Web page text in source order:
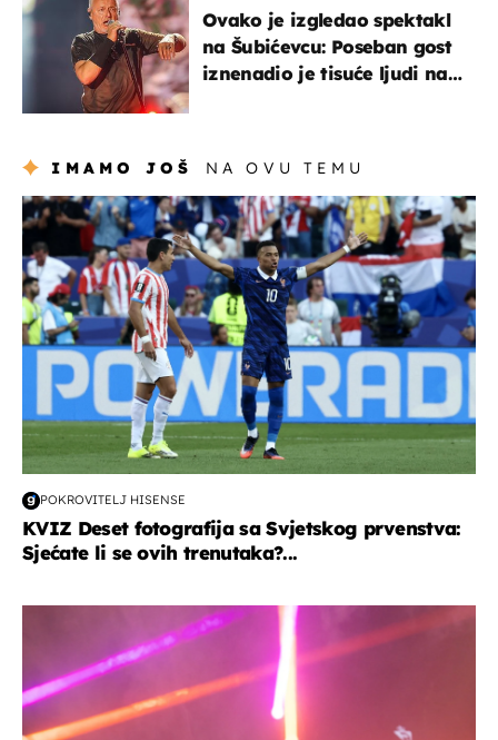
Ovako je izgledao spektakl
na Šubićevcu: Poseban gost
iznenadio je tisuće ljudi na
IMAMO JOŠ NA OVU TEMU
svjetsko prvenstvo 2026
POKROVITELJ HISENSE
KVIZ Deset fotografija sa Svjetskog prvenstva:
Sjećate li se ovih trenutaka?...